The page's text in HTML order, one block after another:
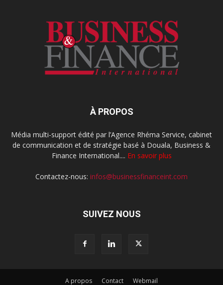
À PROPOS
Média multi-support édité par l’Agence Rhéma Service, cabinet
de communication et de stratégie basé à Douala, Business &
Finance International.... En savoir plus
Contactez-nous: infos@businessfinanceint.com
SUIVEZ NOUS
A propos Contact Webmail